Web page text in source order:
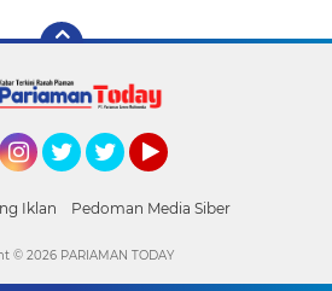
Iklan Pedoman Media Siber
© 2026 PARIAMAN TODAY